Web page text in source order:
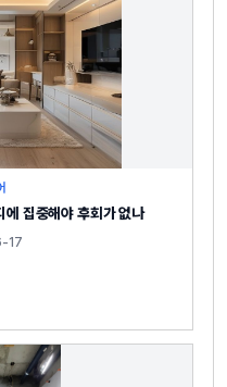
에 집중해야 후회가 없나
17